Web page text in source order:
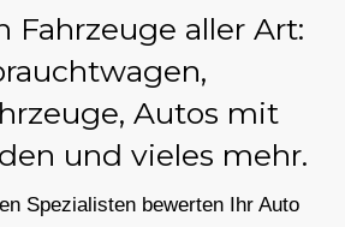
Fahrzeuge aller Art:
Autos mit
und vieles mehr.
Spezialisten bewerten Ihr Auto